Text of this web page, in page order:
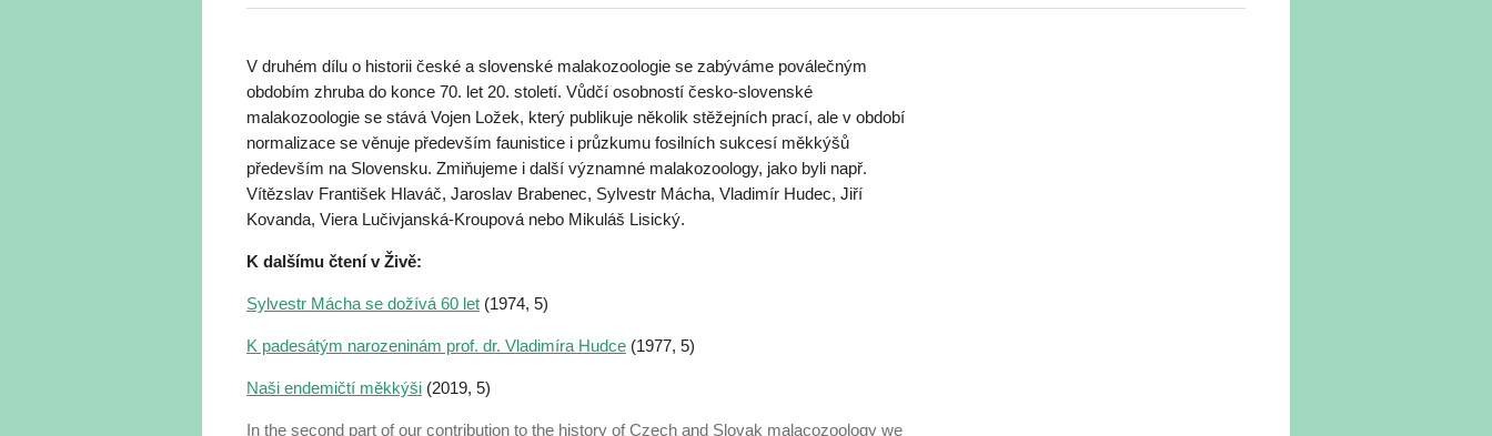
V druhém dílu o historii české a slovenské malakozoologie se zabýváme poválečným
obdobím zhruba do konce 70. let 20. století. Vůdčí osobností česko-slovenské
malakozoologie se stává Vojen Ložek, který publikuje několik stěžejních prací, ale v období
normalizace se věnuje především faunistice i průzkumu fosilních sukcesí měkkýšů
především na Slovensku. Zmiňujeme i další významné malakozoology, jako byli např.
Vítězslav František Hlaváč, Jaroslav Brabenec, Sylvestr Mácha, Vladimír Hudec, Jiří
Kovanda, Viera Lučivjanská-Kroupová nebo Mikuláš Lisický.
K dalšímu čtení v Živě:
Sylvestr Mácha se dožívá 60 let (1974, 5)
K padesátým narozeninám prof. dr. Vladimíra Hudce (1977, 5)
Naši endemičtí měkkýši (2019, 5)
In the second part of our contribution to the history of Czech and Slovak malaco­zoology we